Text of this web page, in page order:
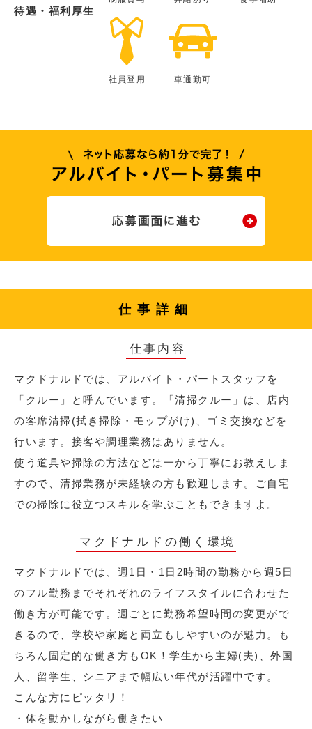
待遇・福利厚生
社員登用 車通勤可
仕事詳細
仕事内容
マクドナルドでは、アルバイト・パートスタッフを
「クルー」と呼んでいます。「清掃クルー」は、店内
の客席清掃(拭き掃除・モップがけ)、ゴミ交換などを
行います。接客や調理業務はありません。
使う道具や掃除の方法などは一から丁寧にお教えしま
すので、清掃業務が未経験の方も歓迎します。ご自宅
での掃除に役立つスキルを学ぶこともできますよ。
マクドナルドの働く環境
マクドナルドでは、週1日・1日2時間の勤務から週5日
のフル勤務までそれぞれのライフスタイルに合わせた
働き方が可能です。週ごとに勤務希望時間の変更がで
きるので、学校や家庭と両立もしやすいのが魅力。も
ちろん固定的な働き方もOK！学生から主婦(夫)、外国
人、留学生、シニアまで幅広い年代が活躍中です。
こんな方にピッタリ！
・体を動かしながら働きたい